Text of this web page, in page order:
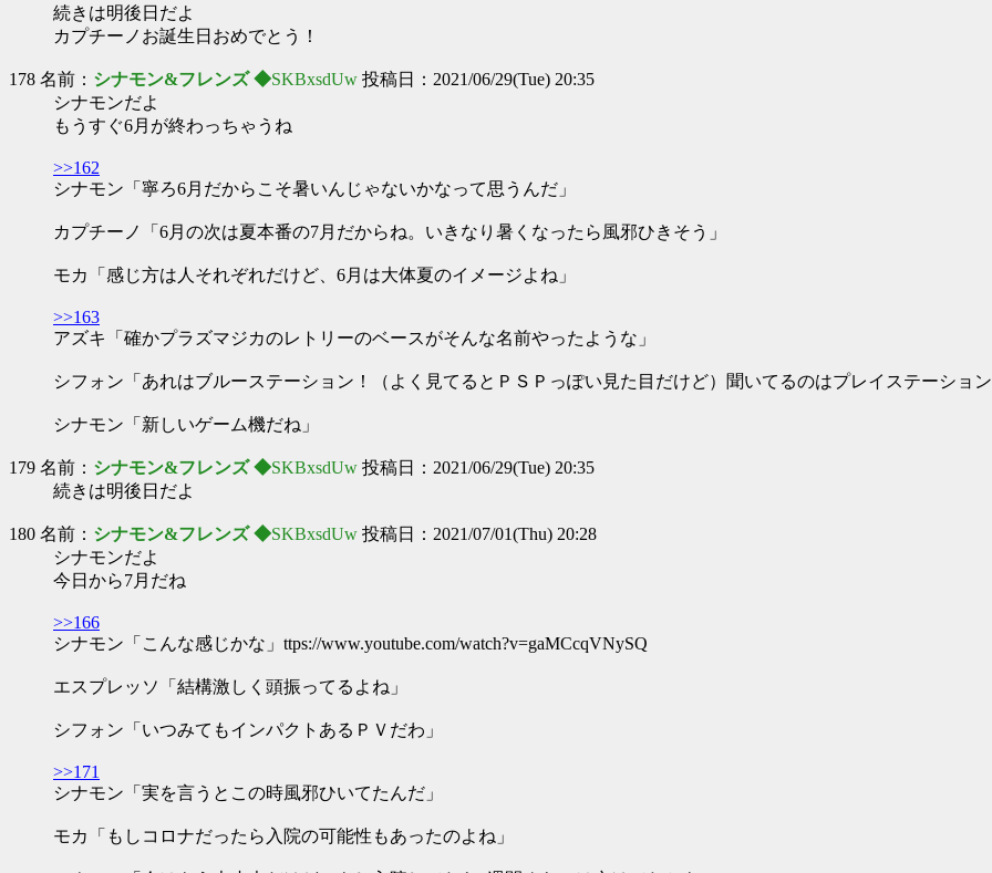
続きは明後日だよ
カプチーノお誕生日おめでとう！
178 名前： シナモン&フレンズ ◆SKBxsdUw 投稿日：2021/06/29(Tue) 20:35
シナモンだよ
もうすぐ6月が終わっちゃうね
>>162
シナモン「寧ろ6月だからこそ暑いんじゃないかなって思うんだ」
カプチーノ「6月の次は夏本番の7月だからね。いきなり暑くなったら風邪ひきそう」
モカ「感じ方は人それぞれだけど、6月は大体夏のイメージよね」
>>163
アズキ「確かプラズマジカのレトリーのベースがそんな名前やったような」
シフォン「あれはブルーステーション！（よく見てるとＰＳＰっぽい見た目だけど）聞いてるのはプレイステーショ
シナモン「新しいゲーム機だね」
179 名前： シナモン&フレンズ ◆SKBxsdUw 投稿日：2021/06/29(Tue) 20:35
続きは明後日だよ
180 名前： シナモン&フレンズ ◆SKBxsdUw 投稿日：2021/07/01(Thu) 20:28
シナモンだよ
今日から7月だね
>>166
シナモン「こんな感じかな」ttps://www.youtube.com/watch?v=gaMCcqVNySQ
エスプレッソ「結構激しく頭振ってるよね」
シフォン「いつみてもインパクトあるＰＶだわ」
>>171
シナモン「実を言うとこの時風邪ひいてたんだ」
モカ「もしコロナだったら入院の可能性もあったのよね」